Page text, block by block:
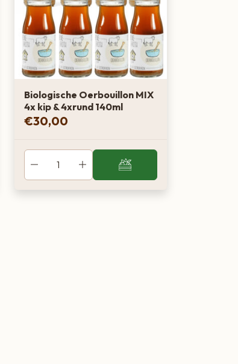
Biologische Oerbouillon MIX
4x kip & 4xrund 140ml
€30,00